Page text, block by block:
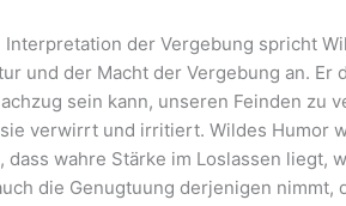
der Vergebung spricht
und der Macht der Vergebung an. Er
sein kann, unseren Feinden zu
verwirrt und irritiert. Wildes Humor
wahre Stärke im Loslassen liegt,
die Genugtuung derjenigen nimmt,